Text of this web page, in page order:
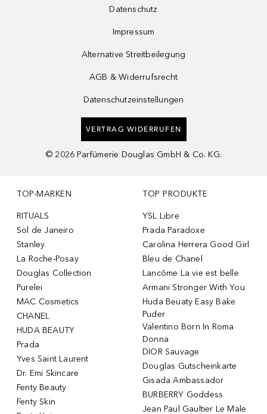
Datenschutz
Impressum
Alternative Streitbeilegung
AGB & Widerrufsrecht
Datenschutzeinstellungen
VERTRAG WIDERRUFEN
© 2026 Parfümerie Douglas GmbH & Co. KG.
TOP-MARKEN
RITUALS
Sol de Janeiro
Stanley
La Roche-Posay
Douglas Collection
Purelei
MAC Cosmetics
CHANEL
HUDA BEAUTY
Prada
Yves Saint Laurent
Dr. Emi Skincare
Fenty Beauty
Fenty Skin
TOP PRODUKTE
YSL Libre
Prada Paradoxe
Carolina Herrera Good Girl
Bleu de Chanel
Lancôme La vie est belle
Armani Stronger With You
Huda Beuaty Easy Bake
Puder
Valentino Born In Roma
Donna
DIOR Sauvage
Douglas Gutscheinkarte
Gisada Ambassador
BURBERRY Goddess
Jean Paul Gaultier Le Male